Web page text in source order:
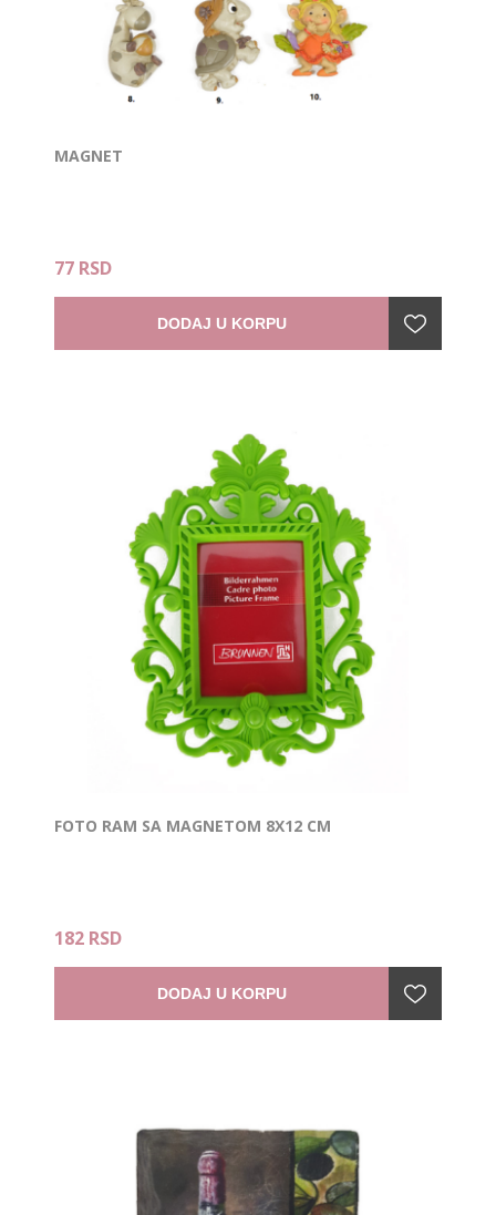
MAGNET
77 RSD
DODAJ U KORPU
FOTO RAM SA MAGNETOM 8X12 CM
182 RSD
DODAJ U KORPU